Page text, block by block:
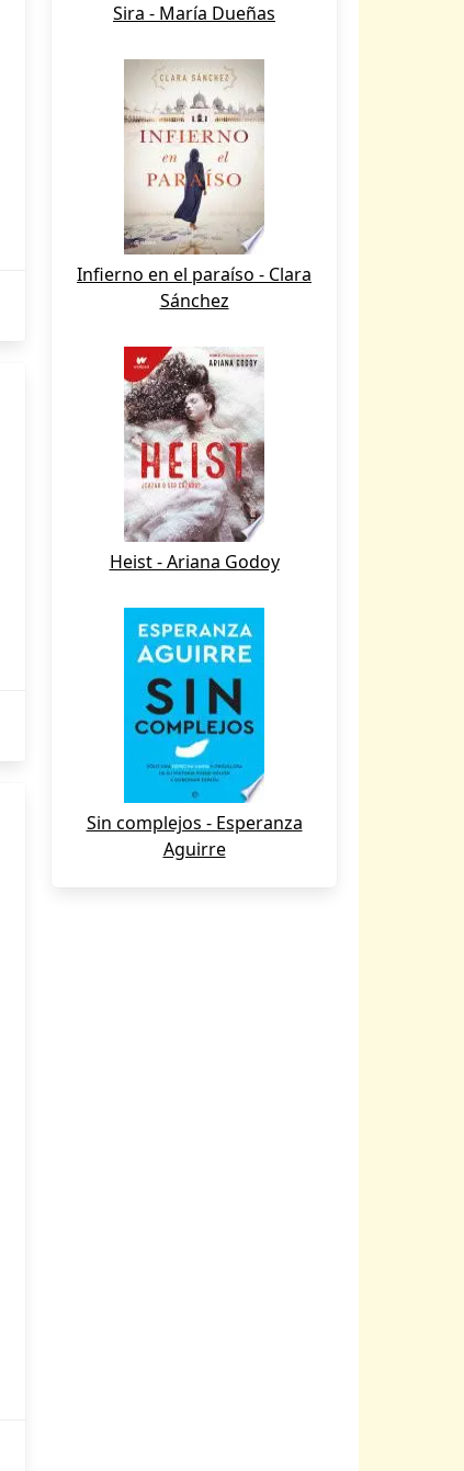
Sira - María Dueñas
Infierno en el paraíso - Clara
Sánchez
Heist - Ariana Godoy
Sin complejos - Esperanza
Aguirre